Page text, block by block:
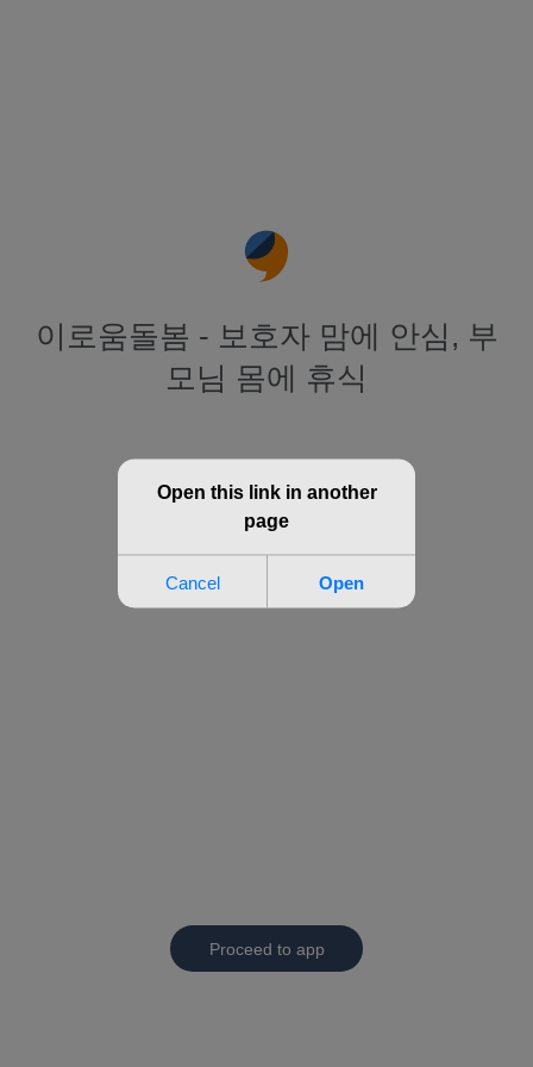
이로움돌봄 - 보호자 맘에 안심, 부
모님 몸에 휴식
Proceed to app